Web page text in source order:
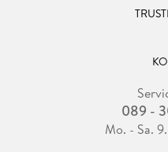
089 -
Mo. - Sa.